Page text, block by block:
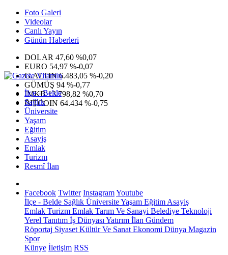
Foto Galeri
Videolar
Canlı Yayın
Günün Haberleri
DOLAR 47,60 %0,07
EURO 54,97 %-0,07
G.ALTIN6.483,05 %-0,20
GÜMÜŞ 94 %-0,77
IMKB13.798,82 %0,70
BITCOIN 64.434 %-0,75
İlçe - Belde
Sağlık
Üniversite
Yaşam
Eğitim
Asayiş
Emlak
Turizm
Resmî İlan
Facebook Twitter InstagramYoutube
İlçe - Belde Sağlık ÜniversiteYaşam Eğitim Asayiş
Emlak Turizm Emlak Tarım Ve Sanayi Belediye Teknoloji
Yerel Tanıtım İş Dünyası Yatırım İlan Gündem
Röportaj Siyaset Kültür Ve Sanat Ekonomi Dünya Magazin
Spor
Künye İletişim RSS